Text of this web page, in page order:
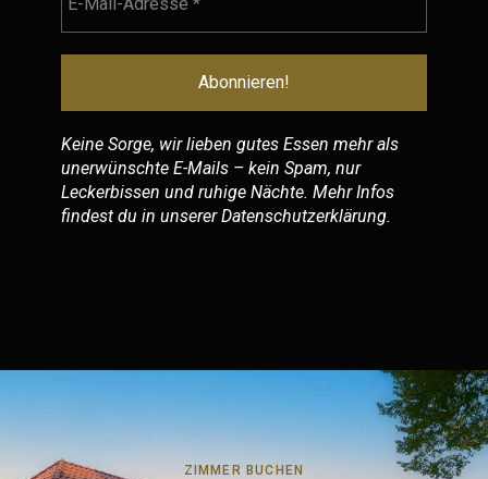
Keine Sorge, wir lieben gutes Essen mehr als
unerwünschte E-Mails – kein Spam, nur
Leckerbissen und ruhige Nächte. Mehr Infos
findest du in unsererDatenschutzerklärung.
ZIMMER BUCHEN